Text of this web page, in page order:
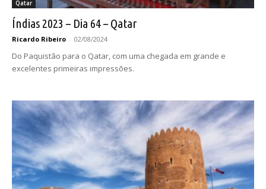
Qatar
Índias 2023 – Dia 64 – Qatar
Ricardo Ribeiro - 02/08/2024
Do Paquistão para o Qatar, com uma chegada em grande e
excelentes primeiras impressões.